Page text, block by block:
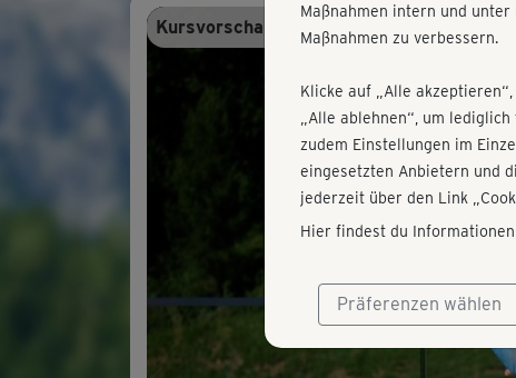
Kursvorschau - Anmelden und alles
Maßnahmen intern und
Maßnahmen zu verbessern.
Klicke auf „Alle
„Alle ablehnen“, um
zudem Einstellungen im
eingesetzten Anbietern und
jederzeit über den Link
Hier findest du Informationen
Präferenzen wählen